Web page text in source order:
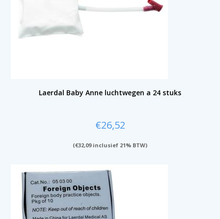
Laerdal Baby Anne luchtwegen a 24 stuks
€26,52
(€32,09inclusief 21% BTW)